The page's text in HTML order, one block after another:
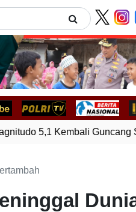
5,1 Kembali Guncang